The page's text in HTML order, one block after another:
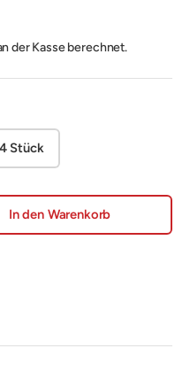
der Kasse berechnet.
4 Stück
In den Warenkorb